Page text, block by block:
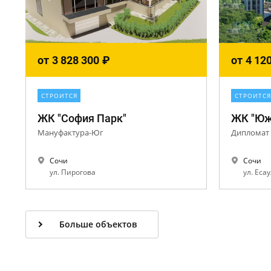
от 3 828 300 ₽
СТРОИТСЯ
ЖК "София Парк"
Мануфактура-Юг
Сочи
ул. Пирогова
от 4
СТРОИТСЯ
ЖК
Сочи
ул.
Больше объектов